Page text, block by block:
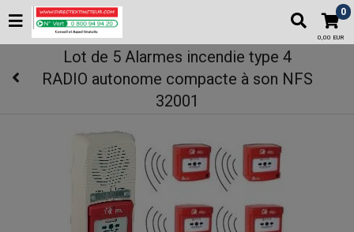
0
0,00 EUR
Lot de 5 Alarmes incendie type 4
RADIO autonome compacte à son NFS
32001